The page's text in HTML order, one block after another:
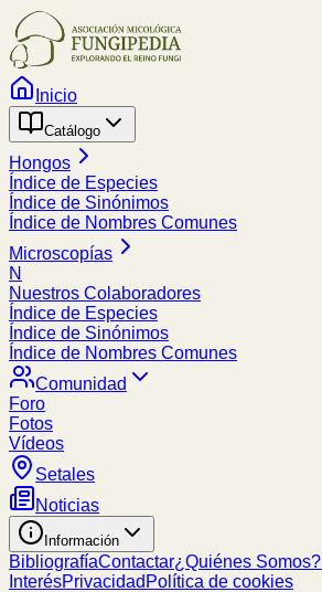
Inicio
Catálogo
Hongos
Índice de Especies
Índice de Sinónimos
Índice de Nombres Comunes
Microscopías
N
Nuestros Colaboradores
Índice de Especies
Índice de Sinónimos
Índice de Nombres Comunes
Comunidad
Foro
Fotos
Vídeos
Setales
Noticias
Información
BibliografíaContactar¿Quiénes Somos?
InterésPrivacidad Política de cookies